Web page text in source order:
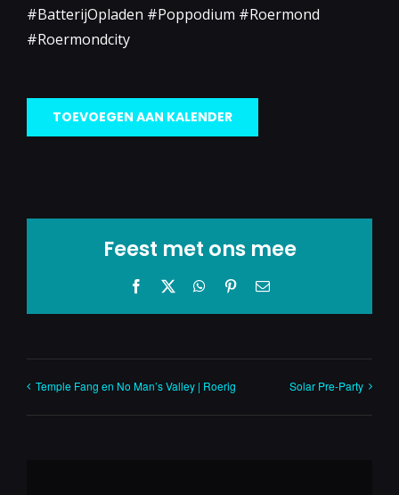
#BatterijOpladen #Poppodium #Roermond
#Roermondcity
TOEVOEGEN AAN KALENDER
Feest met ons mee
Facebook WhatsApp
Pinterest
E-
Temple Fang en No Man’s Valley | Roerig Solar Pre-Party